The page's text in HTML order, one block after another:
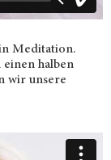
Meditation.
einen halben
wir unsere